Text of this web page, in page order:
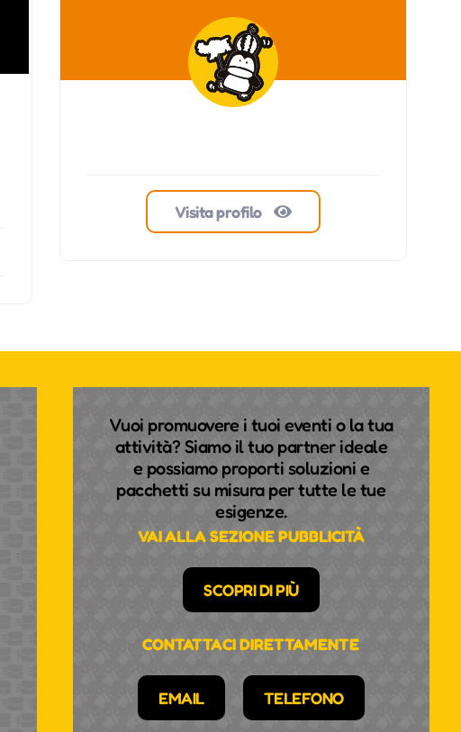
Visita profilo
Vuoi promuovere i tuoi eventi o la tua
attività? Siamo il tuo partner ideale
e possiamo proporti soluzioni e
pacchetti su misura per tutte le tue
esigenze.
VAI ALLA SEZIONE PUBBLICITÀ
SCOPRI DI PIÙ
CONTATTACI DIRETTAMENTE
EMAIL TELEFONO